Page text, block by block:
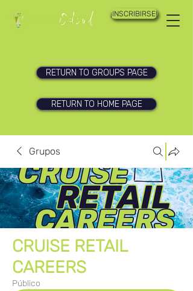
¡INSCRIBIRSE!
RETURN TO GROUPS PAGE
RETURN TO HOME PAGE
Grupos
CRUISE RETAIL
CAREERS
Público